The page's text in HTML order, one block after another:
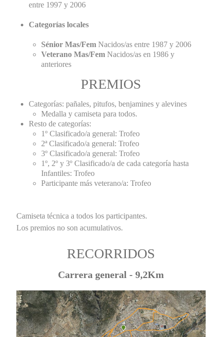
entre 1997 y 2006
Categorías locales
Sénior Mas/Fem Nacidos/as entre 1987 y 2006
Veterano Mas/Fem Nacidos/as en 1986 y
anteriores
PREMIOS
Categorías: pañales, pitufos, benjamines y alevines
Medalla y camiseta para todos.
Resto de categorías:
1º Clasificado/a general: Trofeo
2ª Clasificado/a general: Trofeo
3º Clasificado/a general: Trofeo
1º, 2º y 3º Clasificado/a de cada categoría hasta
Infantiles: Trofeo
Participante más veterano/a: Trofeo
Camiseta técnica a todos los participantes.
Los premios no son acumulativos.
RECORRIDOS
Carrera general - 9,2Km